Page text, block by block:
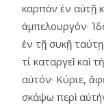
καρπὸν ἐν αὐτῇ
ἀμπελουργόν·
ἐν τῇ συκῇ ταύτῃ
τί καταργεῖ καὶ
αὐτόν· Κύριε,
σκάψω περὶ